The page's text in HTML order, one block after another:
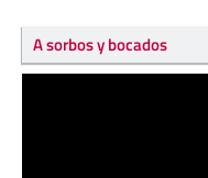
A sorbos y bocados